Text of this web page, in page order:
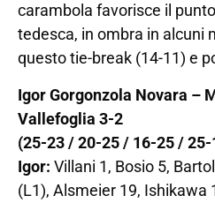
carambola favorisce il
tedesca, in ombra in alcuni
questo tie-break (14-11) e
Igor Gorgonzola Novara –
Vallefoglia 3-2
(25-23 / 20-25 / 16-25 /
Igor: Villani 1, Bosio 5,
(L1), Alsmeier 19, Ishikawa